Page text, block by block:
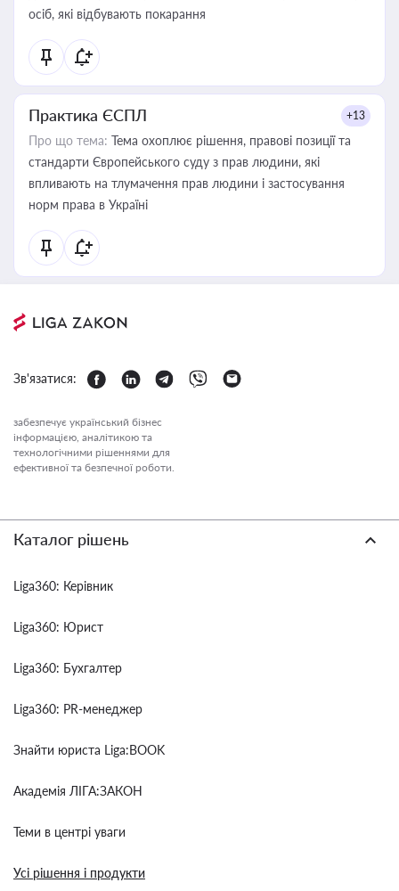
осіб, які відбувають покарання
Практика ЄСПЛ +13
Про що тема: Тема охоплює рішення, правові позиції та
стандарти Європейського суду з прав людини, які
впливають на тлумачення прав людини і застосування
норм права в Україні
Зв'язатися:
забезпечує український бізнес
інформацією, аналітикою та
технологічними рішеннями для
ефективної та безпечної роботи.
Каталог рішень
Liga360: Керівник
Liga360: Юрист
Liga360: Бухгалтер
Liga360: PR-менеджер
Знайти юриста Liga:BOOK
Академія ЛІГА:ЗАКОН
Теми в центрі уваги
Усі рішення і продукти